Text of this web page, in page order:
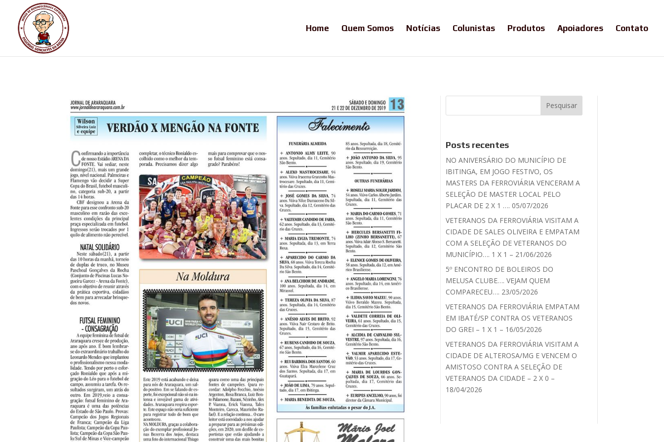
Home Quem Somos Notícias Colunistas Produtos Apoiadores Contato
Posts recentes
NO ANIVERSÁRIO DO MUNICÍPIO DE
IBITINGA, EM JOGO FESTIVO, OS
MASTERS DA FERROVIÁRIA VENCERAM A
SELEÇÃO DE MASTER LOCAL PELO
PLACAR DE 2 X 1 …. 05/07/2026
VETERANOS DA FERROVIÁRIA VISITAM A
CIDADE DE SALES OLIVEIRA E EMPATAM
COM A SELEÇÃO DE VETERANOS DO
MUNICÍPIO…. 1 X 1 – 21/06/2026
5º ENCONTRO DE BOLEIROS DO
MELUSA CLUBE…. VEJAM QUEM
COMPARECEU…. 23/05/2026
VETERANOS DA FERROVIÁRIA EMPATAM
EM IBATÉ/SP CONTRA OS VETERANOS
DO GREI – 1 X 1 – 16/05/2026
VETERANOS DA FERROVIÁRIA VISITAM A
CIDADE DE ALTEROSA/MG E VENCEM O
AMISTOSO CONTRA A SELEÇÃO DE
VETERANOS DA CIDADE – 2 X 0 –
18/04/2026